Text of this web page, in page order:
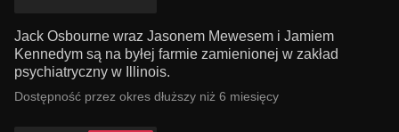
Jack Osbourne wraz Jasonem Mewesem i Jamiem
Kennedym są na byłej farmie zamienionej w zakład
psychiatryczny w Illinois.
Dostępność przez okres dłuższy niż 6 miesięcy